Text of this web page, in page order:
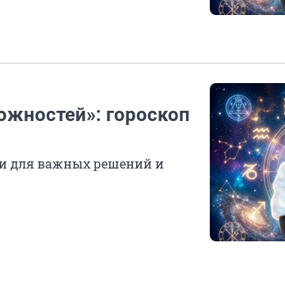
гороскоп
для важных решений и